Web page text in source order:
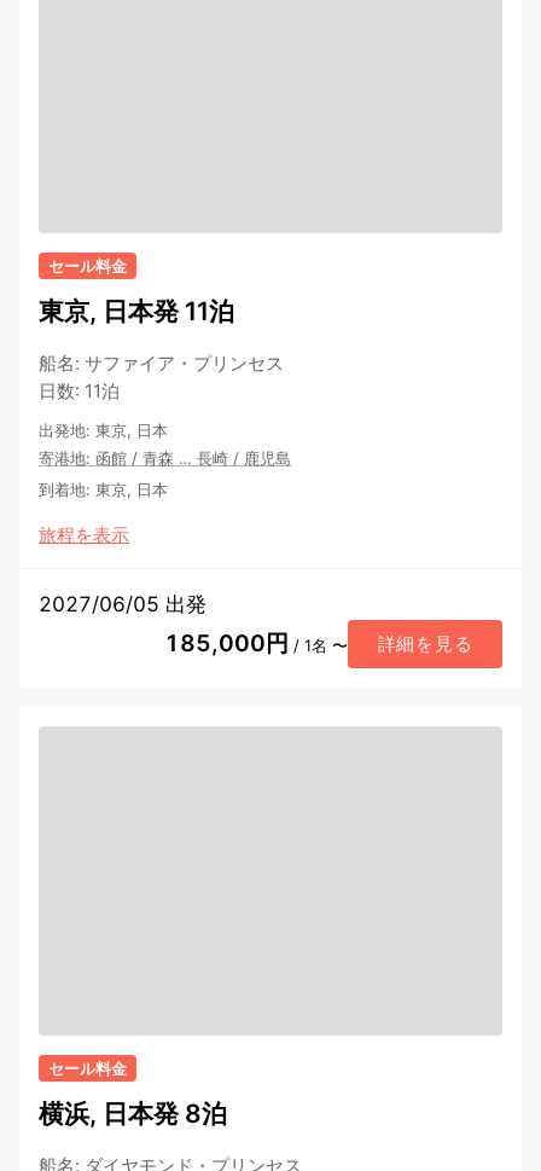
セール料金
東京, 日本発 11泊
船名: サファイア・プリンセス
日数: 11泊
出発地: 東京, 日本
寄港地: 函館 / 青森 … 長崎 / 鹿児島
到着地: 東京, 日本
旅程を表示
2027/06/05 出発
185,000円 / 1名 〜 詳細を見る
セール料金
横浜, 日本発 8泊
船名: ダイヤモンド・プリンセス